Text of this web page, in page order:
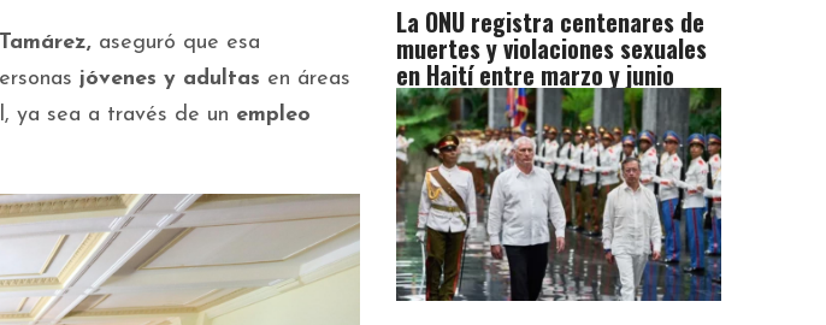
aseguró que esa
jóvenes y adultas en áreas
ya sea a través de un empleo
La ONU registra centenares de
muertes y violaciones sexuales
en Haití entre marzo y junio